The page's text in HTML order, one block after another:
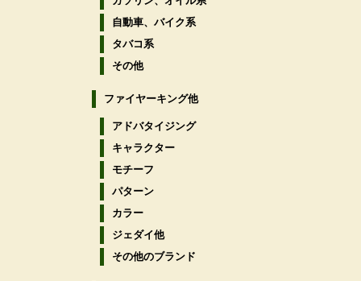
自動車、バイク系
タバコ系
その他
ファイヤーキング他
アドバタイジング
キャラクター
モチーフ
パターン
カラー
ジェダイ他
その他のブランド